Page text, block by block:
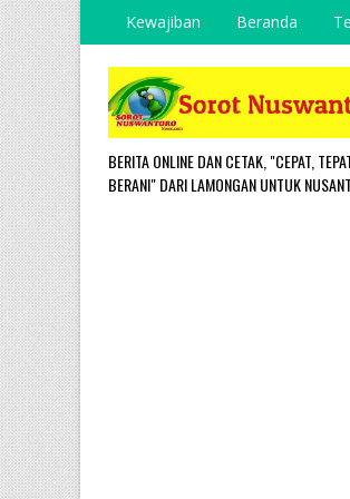
Kewajiban Beranda
BERITA ONLINE DAN CETAK, "CEPAT,
BERANI" DARI LAMONGAN UNTUK